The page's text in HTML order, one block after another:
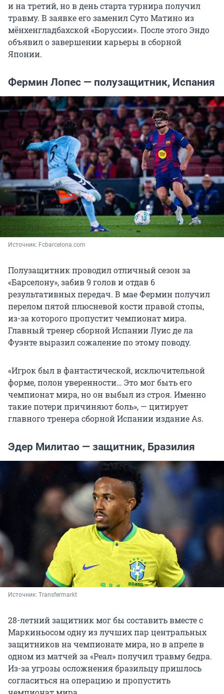
и на третий, но в день старта турнира получил
травму. В заявке его заменил Суто Матино из
мёнхенгладбахской «Боруссии». После этого Эндо
объявил о завершении карьеры в сборной
Японии.
Фермин Лопес — полузащитник, Испания
Источник: Fcbarcelona.com
Полузащитник проводил отличный сезон за
«Барселону», забив 9 голов и отдав 6
результативных передач. В мае Фермин получил
перелом пятой плюсневой кости правой стопы,
из-за которого пропустит чемпионат мира.
Главный тренер сборной Испании Луис де ла
Фуэнте выразил сожаление по этому поводу.
«Игрок был в фантастической, исключительной
форме, полон уверенности… Это мог быть его
чемпионат мира, но он выбыл из строя. Именно
такие потери причиняют боль», — цитирует
главного тренера сборной Испании издание As.
Эдер Милитао — защитник, Бразилия
Источник: Transfermarkt
28-летний защитник мог бы составить вместе с
Маркиньосом одну из лучших пар центральных
защитников на чемпионате мира, но в апреле в
одном из матчей за «Реал» получил травму бедра.
Из-за угрозы осложнения бразильцу пришлось
согласиться на операцию и пропустить